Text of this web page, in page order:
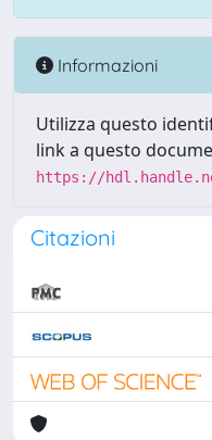
Informazioni
Utilizza questo
link a questo
https://
Citazioni